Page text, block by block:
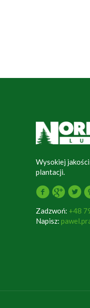
Wysokiej
plantacji.
Zadzwoń: +48
Napisz: